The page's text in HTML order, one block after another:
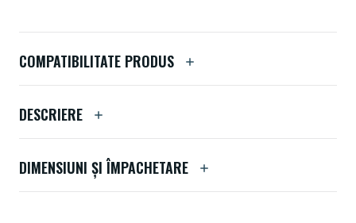
COMPATIBILITATE PRODUS
DESCRIERE
DIMENSIUNI ȘI ÎMPACHETARE